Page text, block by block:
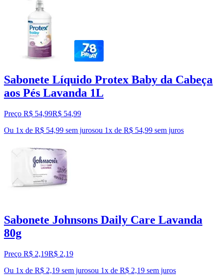
Sabonete Líquido Protex Baby da Cabeça
aos Pés Lavanda 1L
Preço R$ 54,99R$ 54,99
Ou 1x de R$ 54,99 sem jurosou 1x de R$ 54,99 sem juros
Sabonete Johnsons Daily Care Lavanda
80g
Preço R$ 2,19R$ 2,19
Ou 1x de R$ 2,19 sem jurosou 1x de R$ 2,19 sem juros